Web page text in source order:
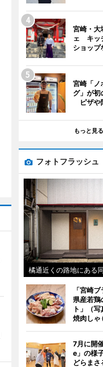
宮崎・大
ェ キッ
ショップ
宮崎「ノ
グ」が初
ピザや
もっと見る
フォトフラッシュ
橘通近くの路地にある
「宮崎
県産若鶏
ト」（
焼肉しゃ
7月に開
e」の様
どらまさ